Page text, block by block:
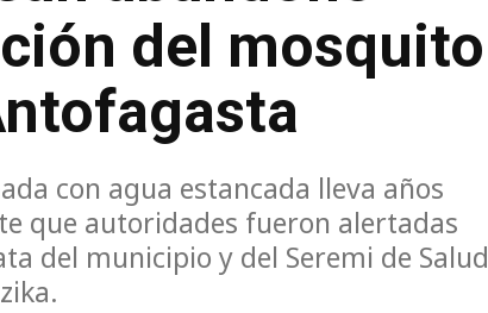
del mosquito
con agua estancada lleva años
que autoridades fueron alertadas
del municipio y del Seremi de Salud